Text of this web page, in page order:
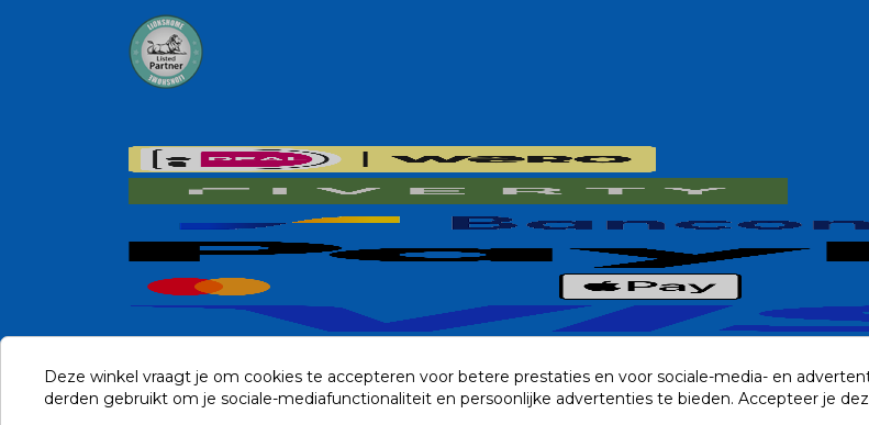
Deze winkel vraagt je om cookies te accepteren voor betere prestaties en voor sociale-media- en
derden gebruikt om je sociale-mediafunctionaliteit en persoonlijke advertenties te bieden. Accepteer je